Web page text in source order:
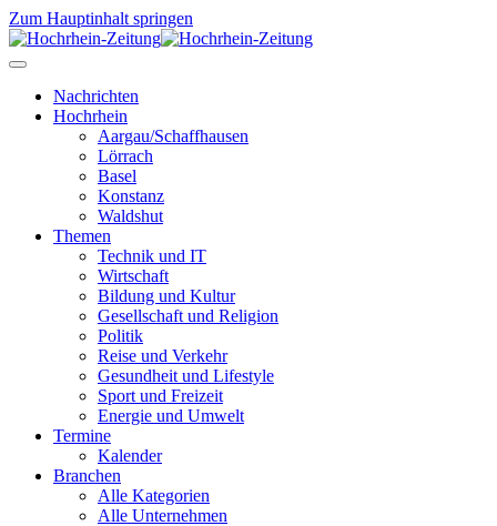
Zum Hauptinhalt springen
Nachrichten
Hochrhein
Aargau/Schaffhausen
Lörrach
Basel
Konstanz
Waldshut
Themen
Technik und IT
Wirtschaft
Bildung und Kultur
Gesellschaft und Religion
Politik
Reise und Verkehr
Gesundheit und Lifestyle
Sport und Freizeit
Energie und Umwelt
Termine
Kalender
Branchen
Alle Kategorien
Alle Unternehmen